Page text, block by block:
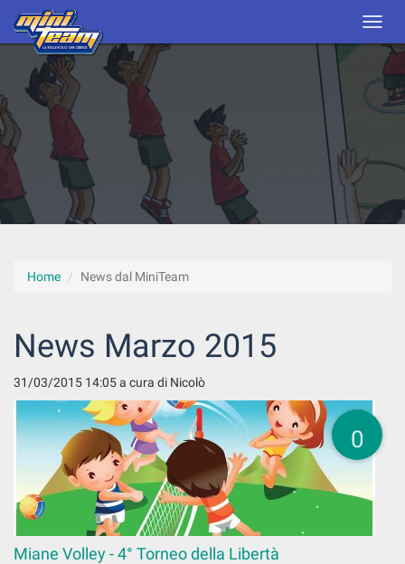
Home News dal MiniTeam
News Marzo 2015
31/03/2015 14:05a cura di Nicolò
0
Miane Volley - 4° Torneo della Libertà